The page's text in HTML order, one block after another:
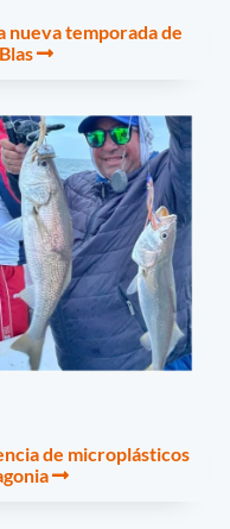
nueva temporada de
de microplásticos